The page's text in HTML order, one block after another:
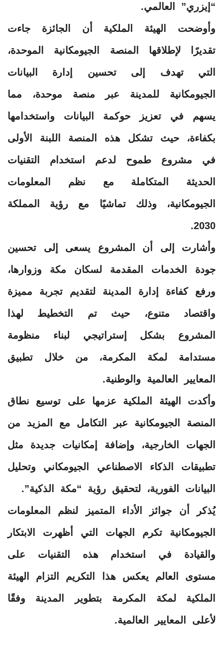
“إيزري” العالمي.
وأوضحت الهيئة الملكية أن الجائزة جاءت
تقديرًا لإطلاقها المنصة الجيومكانية الموحدة،
التي تهدف إلى تحسين إدارة البيانات
الجيومكانية للمدينة عبر منصة موحدة، مما
يسهم في تعزيز حوكمة البيانات واستخدامها
بكفاءة، حيث تشكل هذه المنصة اللبنة الأولى
في مشروع طموح لدعم استخدام التقنيات
الحديثة المتكاملة مع نظم المعلومات
الجيومكانية، وذلك تماشيًا مع رؤية المملكة
2030.
وأشارت إلى أن المشروع يسعى إلى تحسين
جودة الخدمات المقدمة لسكان مكة وزوارها،
ورفع كفاءة إدارة المدينة لتقديم تجربة مميزة
واقتصاد متنوع، حيث تم التخطيط لهذا
المشروع بشكل إستراتيجي لبناء منظومة
مستدامة لمكة المكرمة، من خلال تطبيق
المعايير العالمية والوطنية.
وأكدت الهيئة الملكية عزمها على توسيع نطاق
المنصة الجيومكانية عبر التكامل مع المزيد من
الجهات الخارجية، وإضافة إمكانيات جديدة مثل
تطبيقات الذكاء الاصطناعي الجيومكاني وتحليل
البيانات الفورية، لتحقيق رؤية “مكة الذكية”.
يُذكر أن جوائز الأداء المتميز لنظم المعلومات
الجيومكانية تكرم الجهات التي أظهرت الابتكار
والقيادة في استخدام هذه التقنيات على
مستوى العالم يعكس هذا التكريم التزام الهيئة
الملكية لمكة المكرمة بتطوير المدينة وفقًا
لأعلى المعايير العالمية.